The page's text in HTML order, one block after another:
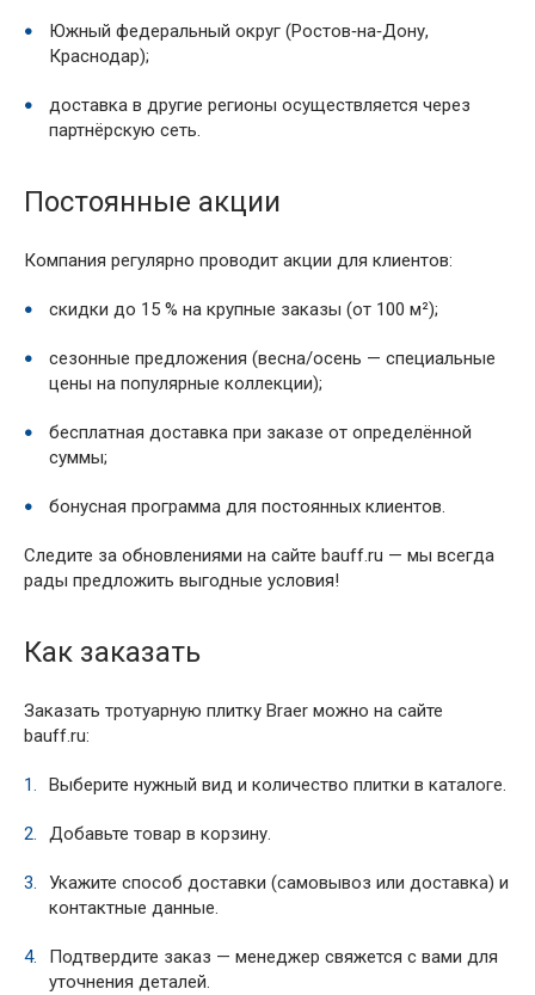
Южный федеральный округ (Ростов‑на‑Дону,
Краснодар);
доставка в другие регионы осуществляется через
партнёрскую сеть.
Постоянные акции
Компания регулярно проводит акции для клиентов:
скидки до 15 % на крупные заказы (от 100 м²);
сезонные предложения (весна/осень — специальные
цены на популярные коллекции);
бесплатная доставка при заказе от определённой
суммы;
бонусная программа для постоянных клиентов.
Следите за обновлениями на сайте bauff.ru — мы всегда
рады предложить выгодные условия!
Как заказать
Заказать тротуарную плитку Braer можно на сайте
bauff.ru:
Выберите нужный вид и количество плитки в каталоге.
Добавьте товар в корзину.
Укажите способ доставки (самовывоз или доставка) и
контактные данные.
Подтвердите заказ — менеджер свяжется с вами для
уточнения деталей.